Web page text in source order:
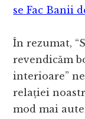
se Fac Banii
În rezumat,
revendicăm
interioare”
relației
mod mai